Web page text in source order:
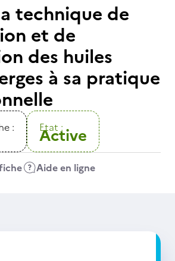
technique de
et de
des huiles
à sa pratique
: Etat :
Active
Aide en ligne